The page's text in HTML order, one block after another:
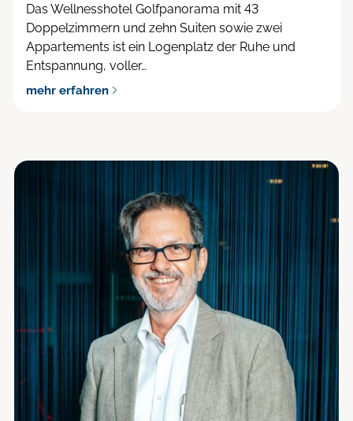
Das Wellnesshotel Golfpanorama mit 43
Doppelzimmern und zehn Suiten sowie zwei
Appartements ist ein Logenplatz der Ruhe und
Entspannung, voller…
mehr erfahren